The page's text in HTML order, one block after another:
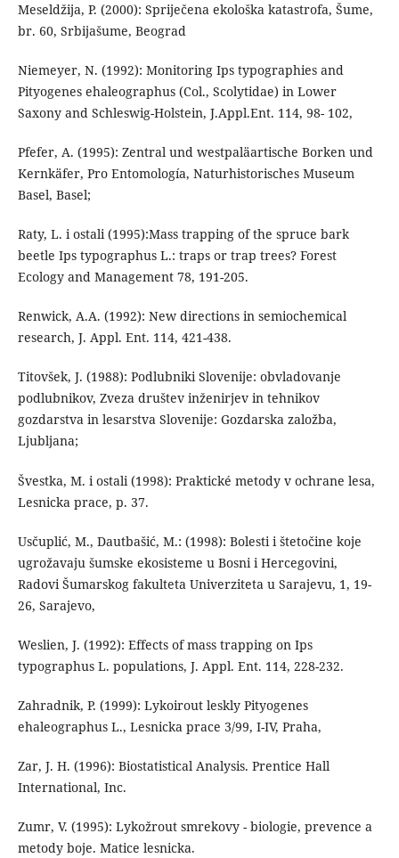
Meseldžija, P. (2000): Spriječena ekološka katastrofa, Šume,
br. 60, Srbijašume, Beograd
Niemeyer, N. (1992): Monitoring Ips typographies and
Pityogenes ehaleographus (Col., Scolytidae) in Lower
Saxony and Schleswig-Holstein, J.Appl.Ent. 114, 98- 102,
Pfefer, A. (1995): Zentral und westpaläartische Borken und
Kernkäfer, Pro Entomología, Naturhistorisches Museum
Basel, Basel;
Raty, L. i ostali (1995):Mass trapping of the spruce bark
beetle Ips typographus L.: traps or trap trees? Forest
Ecology and Management 78, 191-205.
Renwick, A.A. (1992): New directions in semiochemical
research, J. Appl. Ent. 114, 421-438.
Titovšek, J. (1988): Podlubniki Slovenije: obvladovanje
podlubnikov, Zveza društev inženirjev in tehnikov
gozdarstva in lesarstva Slovenije: Gozdarska založba,
Ljubljana;
Švestka, M. i ostali (1998): Praktické metody v ochrane lesa,
Lesnicka prace, p. 37.
Usčuplić, M., Dautbašić, M.: (1998): Bolesti i štetočine koje
ugrožavaju šumske ekosisteme u Bosni i Hercegovini,
Radovi Šumarskog fakulteta Univerziteta u Sarajevu, 1, 19-
26, Sarajevo,
Weslien, J. (1992): Effects of mass trapping on Ips
typographus L. populations, J. Appl. Ent. 114, 228-232.
Zahradnik, P. (1999): Lykoirout leskly Pityogenes
ehaleographus L., Lesnicka prace 3/99, I-IV, Praha,
Zar, J. H. (1996): Biostatistical Analysis. Prentice Hall
International, Inc.
Zumr, V. (1995): Lykožrout smrekovy - biologie, prevence a
metody boje. Matice lesnicka.